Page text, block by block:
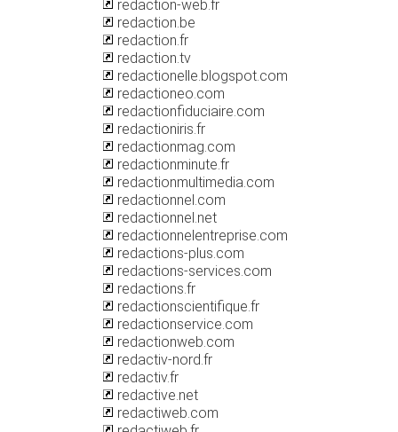
redaction-web.fr
redaction.be
redaction.fr
redaction.tv
redactionelle.blogspot.com
redactioneo.com
redactionfiduciaire.com
redactioniris.fr
redactionmag.com
redactionminute.fr
redactionmultimedia.com
redactionnel.com
redactionnel.net
redactionnelentreprise.com
redactions-plus.com
redactions-services.com
redactions.fr
redactionscientifique.fr
redactionservice.com
redactionweb.com
redactiv-nord.fr
redactiv.fr
redactive.net
redactiweb.com